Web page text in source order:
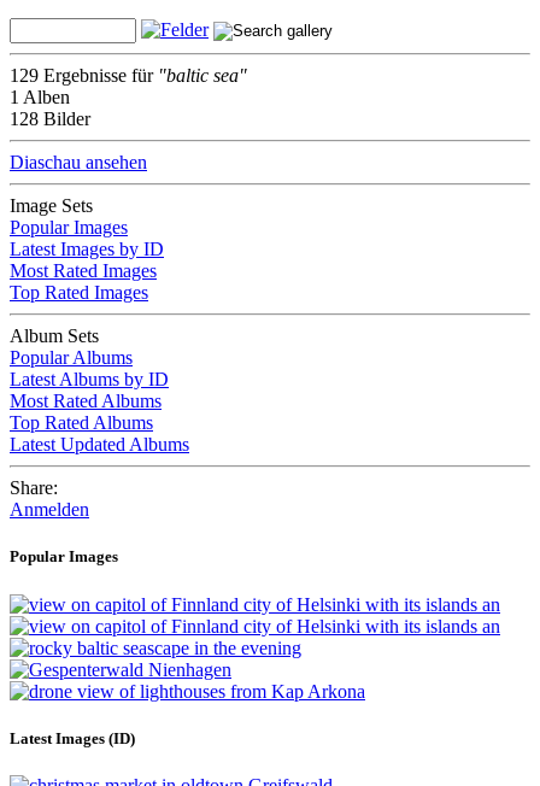
129 Ergebnisse für "baltic sea"
1 Alben
128 Bilder
Diaschau ansehen
Image Sets
Popular Images
Latest Images by ID
Most Rated Images
Top Rated Images
Album Sets
Popular Albums
Latest Albums by ID
Most Rated Albums
Top Rated Albums
Latest Updated Albums
Share:
Anmelden
Popular Images
Latest Images (ID)